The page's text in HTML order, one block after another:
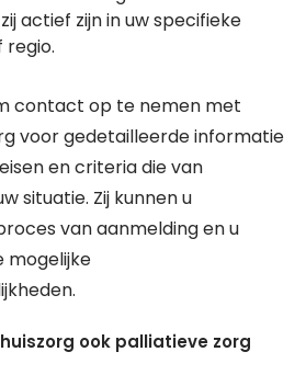
actief zijn in uw specifieke
contact op te nemen met
voor gedetailleerde informatie
en criteria die van
situatie. Zij kunnen u
van aanmelding en u
mogelijke
ook palliatieve zorg